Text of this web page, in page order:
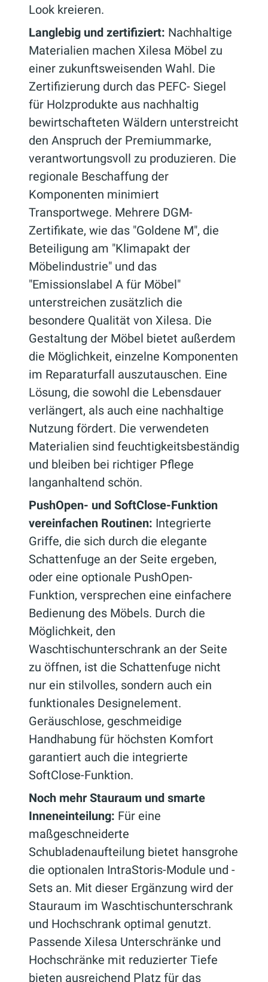
Look kreieren.
Langlebig und zertifiziert: Nachhaltige
Materialien machen Xilesa Möbel zu
einer zukunftsweisenden Wahl. Die
Zertifizierung durch das PEFC- Siegel
für Holzprodukte aus nachhaltig
bewirtschafteten Wäldern unterstreicht
den Anspruch der Premiummarke,
verantwortungsvoll zu produzieren. Die
regionale Beschaffung der
Komponenten minimiert
Transportwege. Mehrere DGM-
Zertifikate, wie das "Goldene M", die
Beteiligung am "Klimapakt der
Möbelindustrie" und das
"Emissionslabel A für Möbel"
unterstreichen zusätzlich die
besondere Qualität von Xilesa. Die
Gestaltung der Möbel bietet außerdem
die Möglichkeit, einzelne Komponenten
im Reparaturfall auszutauschen. Eine
Lösung, die sowohl die Lebensdauer
verlängert, als auch eine nachhaltige
Nutzung fördert. Die verwendeten
Materialien sind feuchtigkeitsbeständig
und bleiben bei richtiger Pflege
langanhaltend schön.
PushOpen- und SoftClose-Funktion
vereinfachen Routinen: Integrierte
Griffe, die sich durch die elegante
Schattenfuge an der Seite ergeben,
oder eine optionale PushOpen-
Funktion, versprechen eine einfachere
Bedienung des Möbels. Durch die
Möglichkeit, den
Waschtischunterschrank an der Seite
zu öffnen, ist die Schattenfuge nicht
nur ein stilvolles, sondern auch ein
funktionales Designelement.
Geräuschlose, geschmeidige
Handhabung für höchsten Komfort
garantiert auch die integrierte
SoftClose-Funktion.
Noch mehr Stauraum und smarte
Inneneinteilung: Für eine
maßgeschneiderte
Schubladenaufteilung bietet hansgrohe
die optionalen IntraStoris-Module und -
Sets an. Mit dieser Ergänzung wird der
Stauraum im Waschtischunterschrank
und Hochschrank optimal genutzt.
Passende Xilesa Unterschränke und
Hochschränke mit reduzierter Tiefe
bieten ausreichend Platz für das